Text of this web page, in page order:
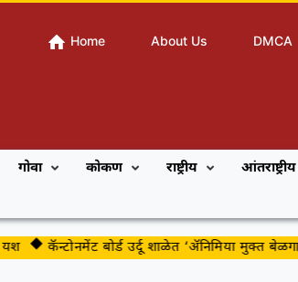
Home About Us DMCA
गोवा कोकण राष्ट्रीय आंतराष्ट्रीय
कॅन्टोनमेंट बोर्ड उर्दू शाळेत ‘ॲनिमिया मुक्त बेळगाव’